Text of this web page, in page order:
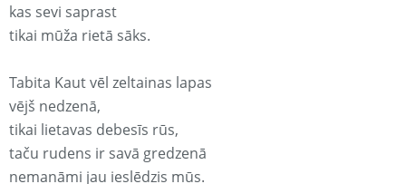
kas sevi saprast
tikai mūža rietā sāks.
Tabita Kaut vēl zeltainas lapas
vējš nedzenā,
tikai lietavas debesīs rūs,
taču rudens ir savā gredzenā
nemanāmi jau ieslēdzis mūs.